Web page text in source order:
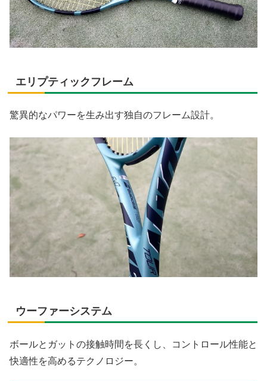
エリプティックフレーム
驚異的なパワーを生み出す独自のフレーム設計。
ウーファーシステム
ボールとガットの接触時間を長くし、コントロール性能と
快適性を高めるテクノロジー。